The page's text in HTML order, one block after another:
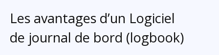
Les avantages d’un Logiciel
de journal de bord (logbook)